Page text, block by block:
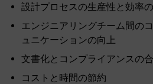
設計プロセスの生産性と効率
エンジニアリングチーム間の
ュニケーションの向上
文書化とコンプライアンスの
コストと時間の節約